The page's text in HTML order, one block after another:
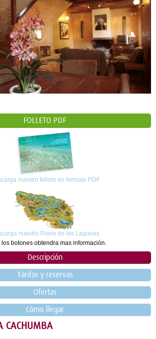
FOLLETO PDF
nuestro folleto en formato PDF
nuestro Plano de las Lagunas
botones obtendra mas información.
Descripción
Tarifas y reservas
Ofertas
Cómo llegar
CACHUMBA